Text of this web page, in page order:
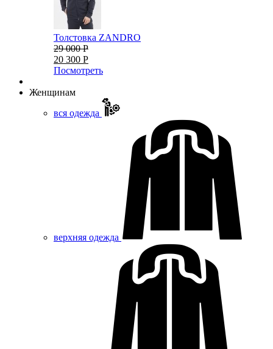
Толстовка ZANDRO
29 000 Р
20 300 Р
Посмотреть
Женщинам
вся одежда
верхняя одежда